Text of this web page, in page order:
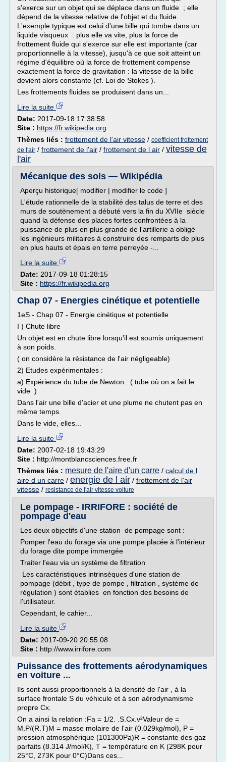
s'exerce sur un objet qui se déplace dans un fluide ; elle
dépend de la vitesse relative de l'objet et du fluide.
L'exemple typique est celui d'une bille qui tombe dans un
liquide visqueux : plus elle va vite, plus la force de
frottement fluide qui s'exerce sur elle est importante (car
proportionnelle à la vitesse), jusqu'à ce que soit atteint un
régime d'équilibre où la force de frottement compense
exactement la force de gravitation : la vitesse de la bille
devient alors constante (cf. Loi de Stokes ).
Les frottements fluides se produisent dans un...
Lire la suite
Date: 2017-09-18 17:38:58
Site : https://fr.wikipedia.org
Thèmes liés : frottement de l'air vitesse / coefficient frottement
de l'air / frottement de l'air / frottement de l air / vitesse de
l'air
Mécanique des sols — Wikipédia
Aperçu historique[ modifier | modifier le code ]
L'étude rationnelle de la stabilité des talus de terre et des
murs de soutènement a débuté vers la fin du XVIIe siècle
quand la défense des places fortes confrontées à la
puissance de plus en plus grande de l'artillerie a obligé
les ingénieurs militaires à construire des remparts de plus
en plus hauts et épais en terre perreyée -...
Lire la suite
Date: 2017-09-18 01:28:15
Site : https://fr.wikipedia.org
Chap 07 - Energies cinétique et potentielle
1eS - Chap 07 - Energie cinétique et potentielle
I ) Chute libre
Un objet est en chute libre lorsqu'il est soumis uniquement
à son poids.
( on considère la résistance de l'air négligeable)
2) Etudes expérimentales :
a) Expérience du tube de Newton : ( tube où on a fait le
vide )
Dans l'air une bille d'acier et une plume ne chutent pas en
même temps.
Dans le vide, elles...
Lire la suite
Date: 2007-02-18 19:43:29
Site : http://montblancsciences.free.fr
Thèmes liés : mesure de l'aire d'un carre / calcul de l
aire d un carre / energie de l air / frottement de l'air
vitesse / resistance de l'air vitesse voiture
Le pompage - IRRIFORE : société de
pompage d'eau
Les deux objectifs d'une station de pompage sont :
Pomper l'eau du forage via une pompe placée à l'intérieur
du forage dite pompe immergée
Traiter l'eau via un système de filtration
Les caractéristiques intrinsèques d'une station de
pompage (débit , type de pompe , filtration , système de
régulation ) sont établies en fonction des besoins de
l'utilisateur.
Cependant, le cahier...
Lire la suite
Date: 2017-09-20 20:55:08
Site : http://www.irrifore.com
Puissance des frottements aérodynamiques
en voiture ...
Ils sont aussi proportionnels à la densité de l'air , à la
surface frontale S du véhicule et à son aérodynamisme
propre Cx.
On a ainsi la relation :Fa = 1/2. .S.Cx.v²Valeur de =
M.P/(R.T)M = masse molaire de l'air (0.029kg/mol), P =
pression atmosphérique (101300Pa)R = constante des gaz
parfaits (8.314 J/mol/K), T = température en K (298K pour
25°C, 273K pour 0°C)Dans ces...